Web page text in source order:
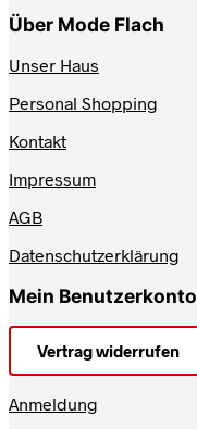
Über Mode Flach
Unser Haus
Personal Shopping
Kontakt
Impressum
AGB
Datenschutzerklärung
Mein Benutzerkonto
Vertrag widerrufen
Anmeldung